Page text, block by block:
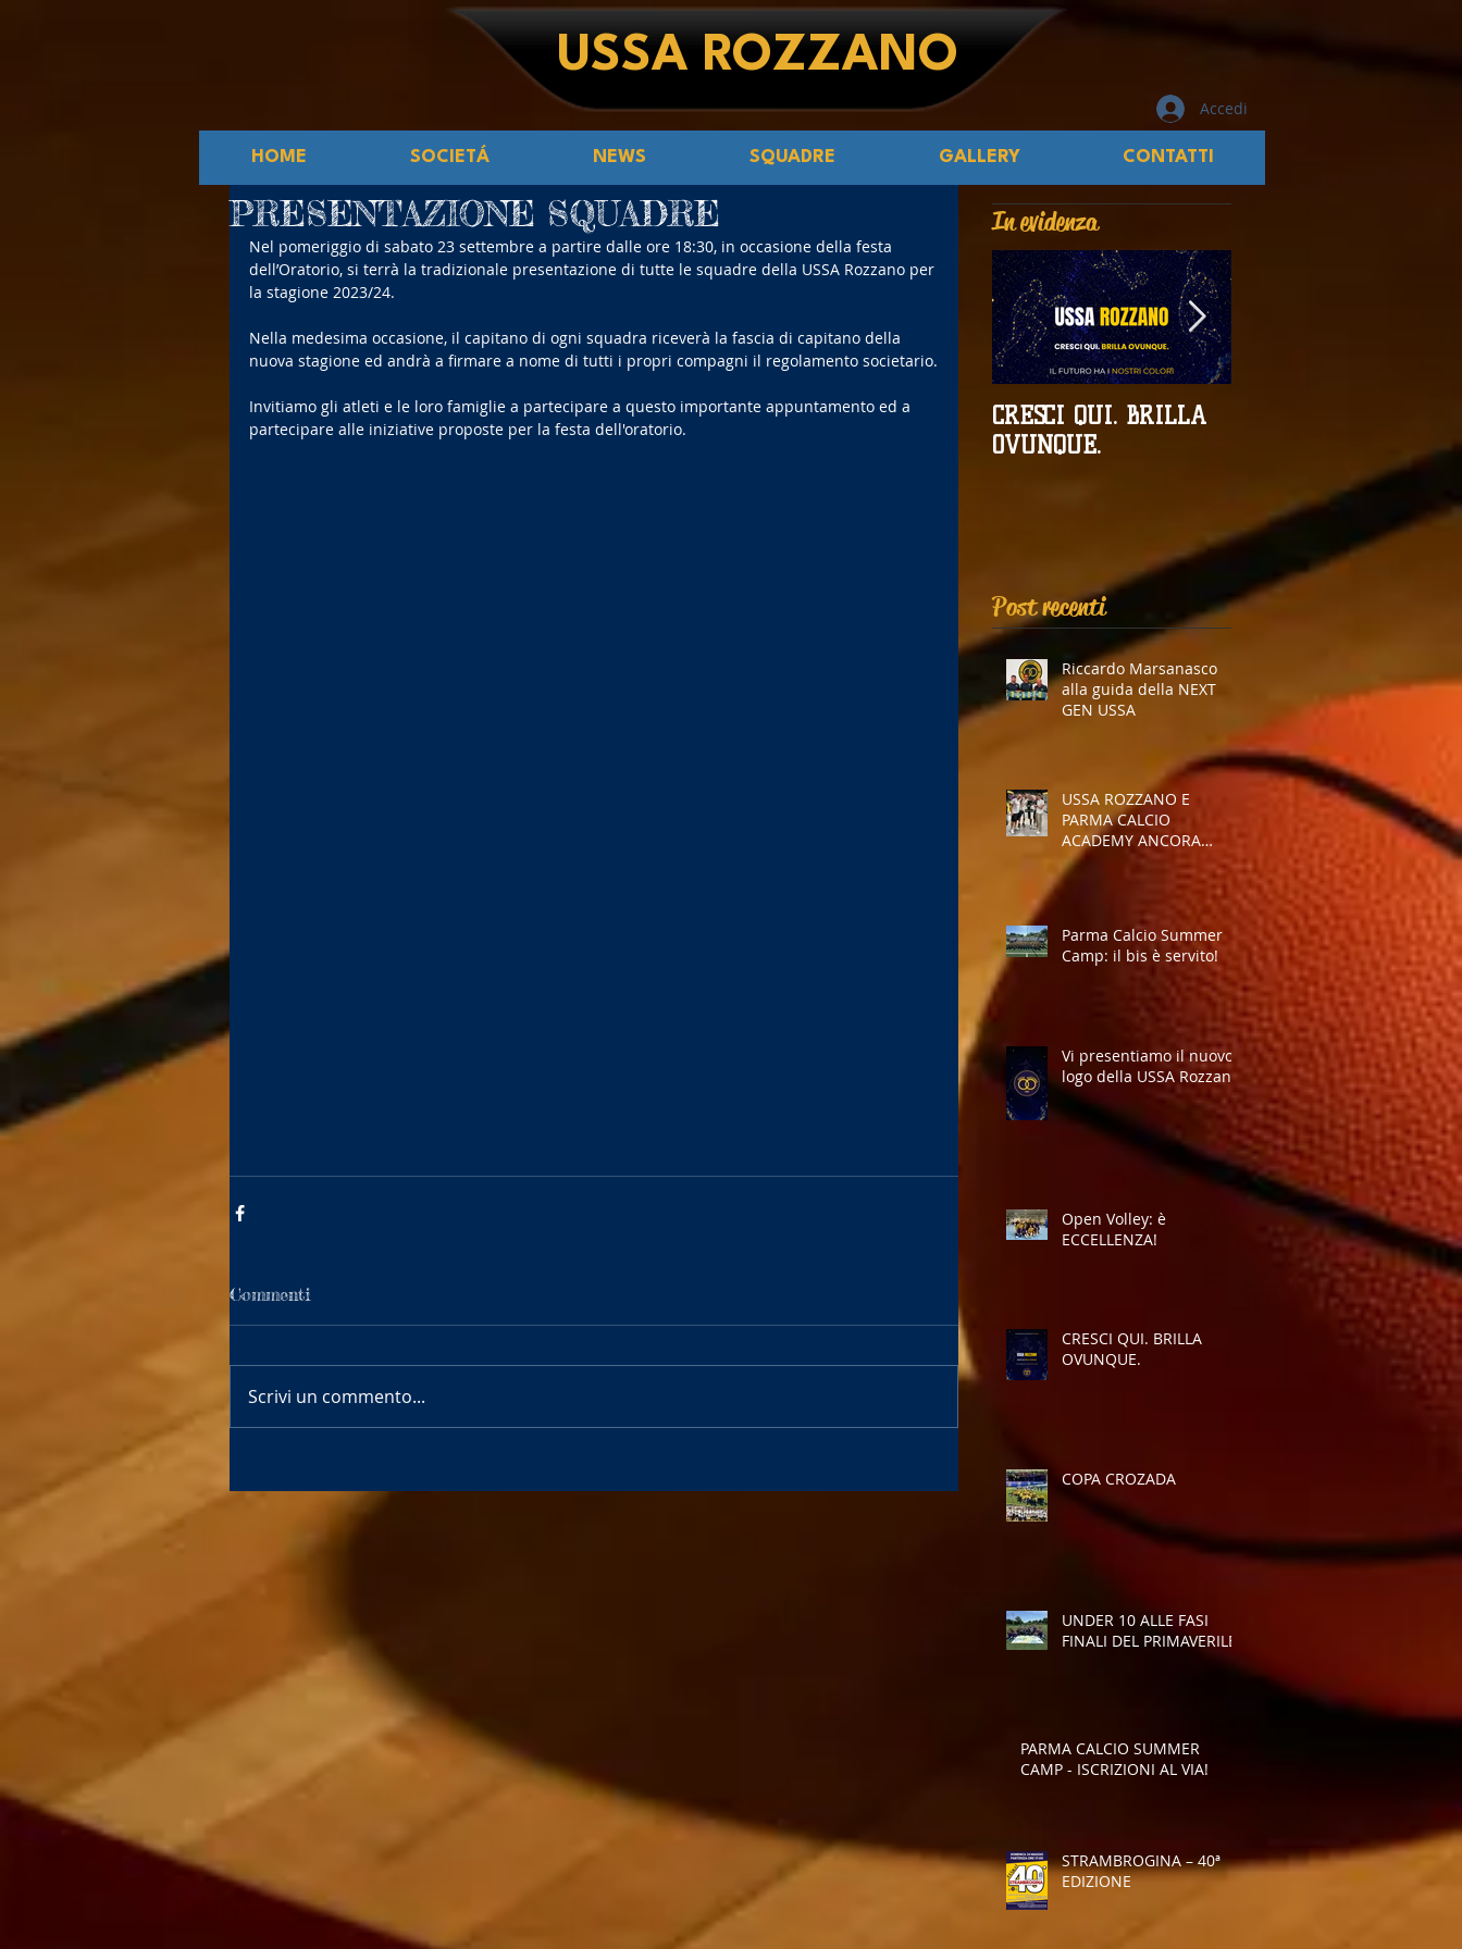
USSA ROZZANO
Accedi
In evidenza
CRESCI QUI. BRILLA
OVUNQUE.
Provinciali al giro di
PRESENTAZIONE SQUADRE
Nel pomeriggio di sabato 23 settembre a partire dalle ore 18:30, in occasione della festa
dell’Oratorio, si terrà la tradizionale presentazione di tutte le squadre della USSA Rozzano per
la stagione 2023/24.
Nella medesima occasione, il capitano di ogni squadra riceverà la fascia di capitano della
nuova stagione ed andrà a firmare a nome di tutti i propri compagni il regolamento societario.
Invitiamo gli atleti e le loro famiglie a partecipare a questo importante appuntamento ed a
partecipare alle iniziative proposte per la festa dell'oratorio.
Commenti
Scrivi un commento...
Riccardo Marsanasco
alla guida della NEXT
GEN USSA
USSA ROZZANO E
PARMA CALCIO
ACADEMY ANCORA
INSIEME
Parma Calcio Summer
Camp: il bis è servito!
Vi presentiamo il nuovo
logo della USSA Rozzano
Open Volley: è
ECCELLENZA!
CRESCI QUI. BRILLA
OVUNQUE.
COPA CROZADA
UNDER 10 ALLE FASI
FINALI DEL PRIMAVERILE
PARMA CALCIO SUMMER
CAMP - ISCRIZIONI AL VIA!
STRAMBROGINA – 40ª
EDIZIONE
Post recenti
HOME SOCIETÁ NEWS SQUADRE GALLERY CONTATTI